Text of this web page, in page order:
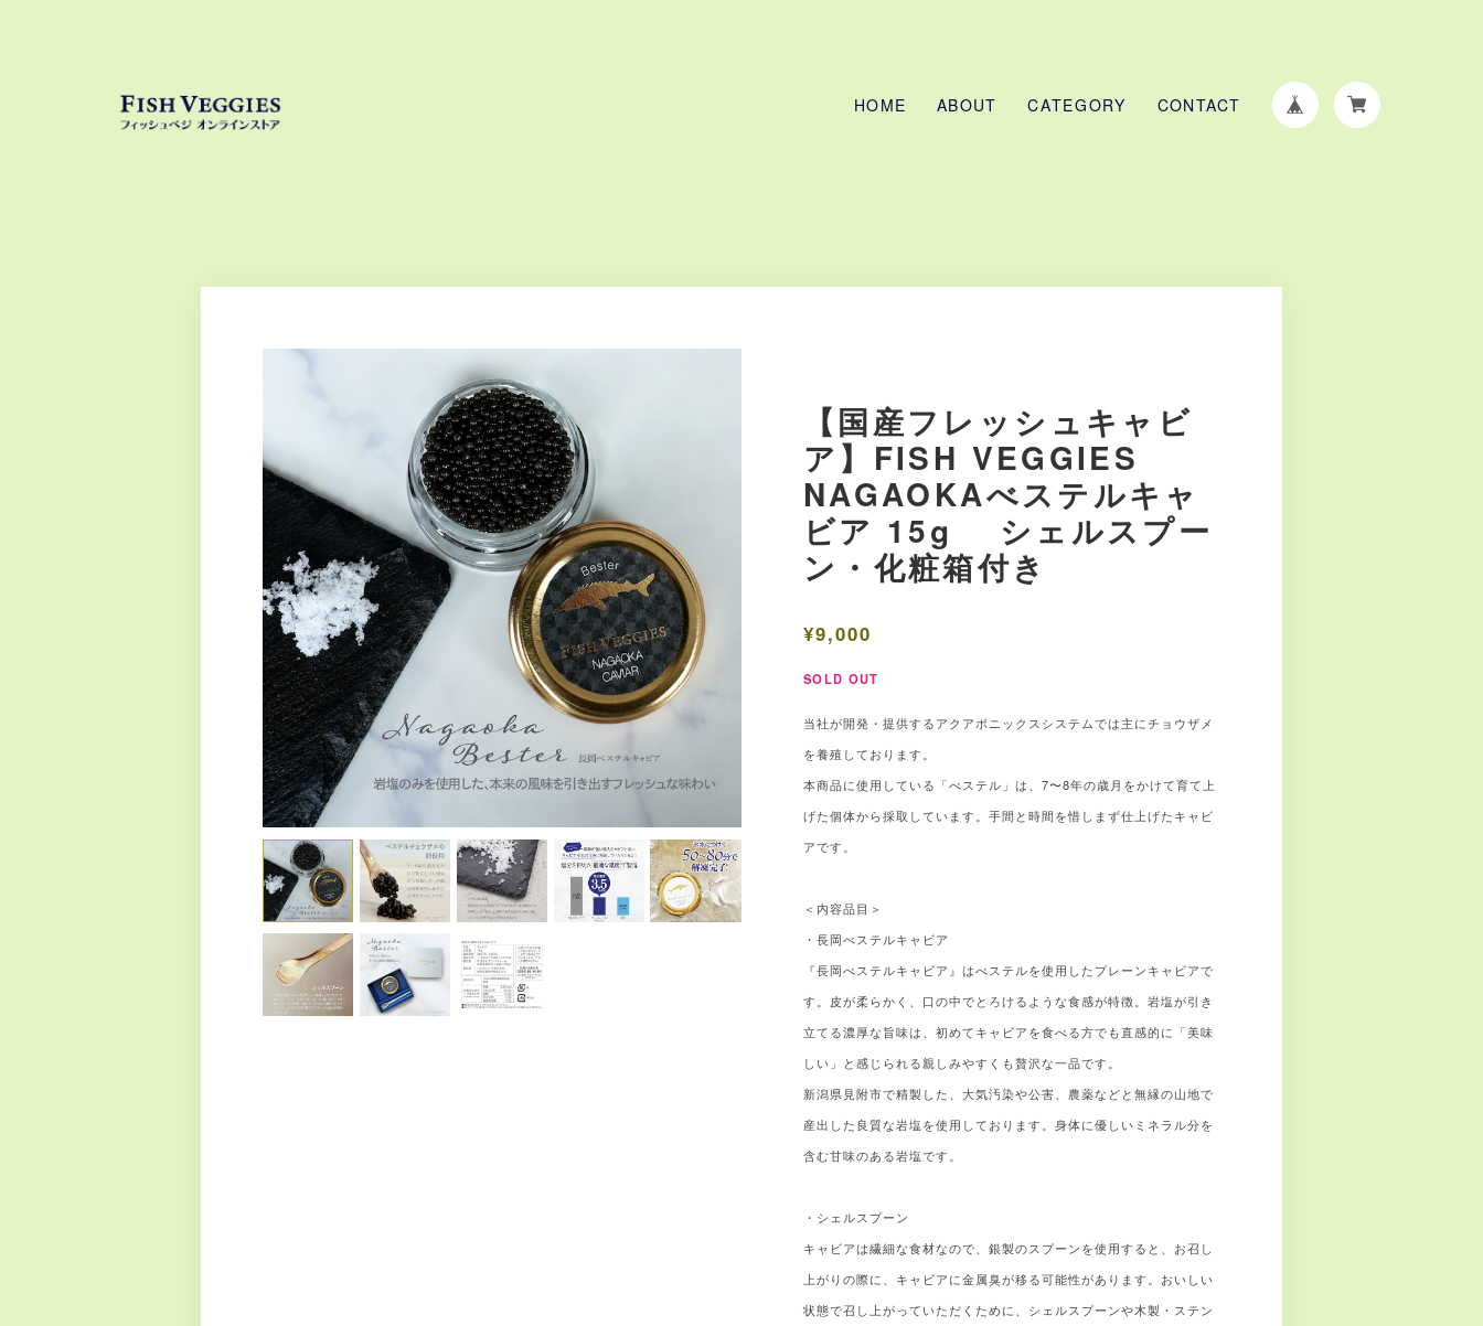
HOME ABOUT CATEGORY CONTACT
【国産フレッシュキャビ
ア】FISH VEGGIES
NAGAOKAべステルキャ
ビア 15g シェルスプー
ン・化粧箱付き
¥9,000
SOLD OUT
当社が開発・提供するアクアポニックスシステムでは主にチョウザメ
を養殖しております。
本商品に使用している「べステル」は、7〜8年の歳月をかけて育て上
げた個体から採取しています。手間と時間を惜しまず仕上げたキャビ
アです。
＜内容品目＞
・長岡べステルキャビア
『長岡べステルキャビア』はべステルを使用したプレーンキャビアで
す。皮が柔らかく、口の中でとろけるような食感が特徴。岩塩が引き
立てる濃厚な旨味は、初めてキャビアを食べる方でも直感的に「美味
しい」と感じられる親しみやすくも贅沢な一品です。
新潟県見附市で精製した、大気汚染や公害、農薬などと無縁の山地で
産出した良質な岩塩を使用しております。身体に優しいミネラル分を
含む甘味のある岩塩です。
・シェルスプーン
キャビアは繊細な食材なので、銀製のスプーンを使用すると、お召し
上がりの際に、キャビアに金属臭が移る可能性があります。おいしい
状態で召し上がっていただくために、シェルスプーンや木製・ステン